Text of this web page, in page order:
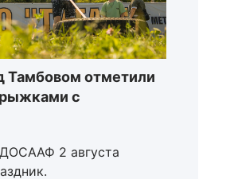
Тамбовом отметили
с
2 августа